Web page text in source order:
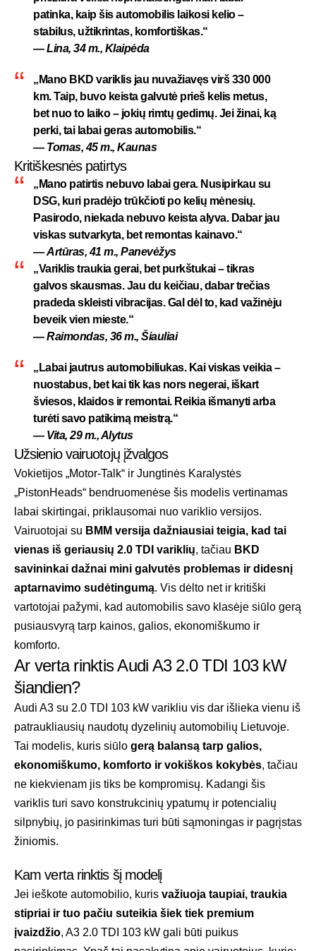
patinka, kaip šis automobilis laikosi kelio –
stabilus, užtikrintas, komfortiškas.“
—Lina, 34 m., Klaipėda
„Mano BKD variklis jau nuvažiavęs virš 330 000
km. Taip, buvo keista galvutė prieš kelis metus,
bet nuo to laiko – jokių rimtų gedimų. Jei žinai, ką
perki, tai labai geras automobilis.“
— Tomas, 45 m., Kaunas
Kritiškesnės patirtys
„Mano patirtis nebuvo labai gera. Nusipirkau su
DSG, kuri pradėjo trūkčioti po kelių mėnesių.
Pasirodo, niekada nebuvo keista alyva. Dabar jau
viskas sutvarkyta, bet remontas kainavo.“
—Artūras, 41 m., Panevėžys
„Variklis traukia gerai, bet purkštukai – tikras
galvos skausmas. Jau du keičiau, dabar trečias
pradeda skleisti vibracijas. Gal dėl to, kad važinėju
beveik vien mieste.“
—Raimondas, 36 m., Šiauliai
„Labai jautrus automobiliukas. Kai viskas veikia –
nuostabus, bet kai tik kas nors negerai, iškart
šviesos, klaidos ir remontai. Reikia išmanyti arba
turėti savo patikimą meistrą.“
— Vita, 29 m., Alytus
Užsienio vairuotojų įžvalgos
Vokietijos „Motor-Talk“ ir Jungtinės Karalystės
„PistonHeads“ bendruomenėse šis modelis vertinamas
labai skirtingai, priklausomai nuo variklio versijos.
Vairuotojai su BMM versija dažniausiai teigia, kad tai
vienas iš geriausių 2.0 TDI variklių, tačiau BKD
savininkai dažnai mini galvutės problemas ir didesnį
aptarnavimo sudėtingumą. Vis dėlto net ir kritiški
vartotojai pažymi, kad automobilis savo klasėje siūlo gerą
pusiausvyrą tarp kainos, galios, ekonomiškumo ir
komforto.
Ar verta rinktis Audi A3 2.0 TDI 103 kW
šiandien?
Audi A3 su 2.0 TDI 103 kW varikliu vis dar išlieka vienu iš
patraukliausių naudotų dyzelinių automobilių Lietuvoje.
Tai modelis, kuris siūlo gerą balansą tarp galios,
ekonomiškumo, komforto ir vokiškos kokybės, tačiau
ne kiekvienam jis tiks be kompromisų. Kadangi šis
variklis turi savo konstrukcinių ypatumų ir potencialių
silpnybių, jo pasirinkimas turi būti sąmoningas ir pagrįstas
žiniomis.
Kam verta rinktis šį modelį
Jei ieškote automobilio, kuris važiuoja taupiai, traukia
stipriai ir tuo pačiu suteikia šiek tiek premium
įvaizdžio, A3 2.0 TDI 103 kW gali būti puikus